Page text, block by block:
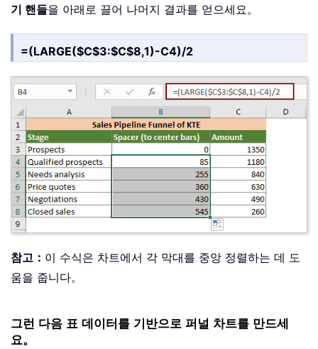
기 핸들을 아래로 끌어 나머지 결과를 얻으세요。
=(LARGE($C$3:$C$8,1)-C4)/2
참고： 이 수식은 차트에서 각 막대를 중앙 정렬하는 데 도
움을 줍니다。
그런 다음 표 데이터를 기반으로 퍼널 차트를 만드세
요。